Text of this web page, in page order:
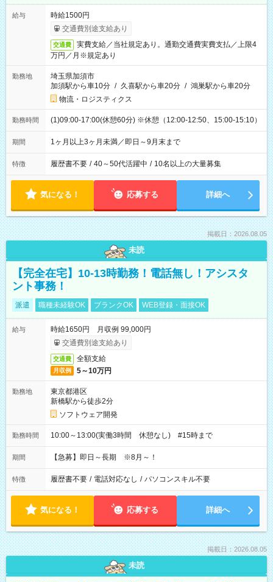
給与
時給1500円
交通費別途支給あり
交通費
実費支給／当社規定あり。通勤交通費実費支払／上限4
万円／月※規定あり
勤務地
埼玉県加須市
加須駅から車10分 / 久喜駅から車20分 / 鴻巣駅から車20分
物流・ロジスティクス
勤務時間 (1)09:00-17:00(休憩60分) ※休憩（12:00-12:50、15:00-15:10）
期間 1ヶ月以上3ヶ月未満／即日～9月末まで
特徴 履歴書不要 / 40～50代活躍中 / 10名以上の大量募集
気になる！ 応募する 詳細へ
掲載日：2026.08.05
未読
【完全在宅】10-13時勤務！電話無し！アシスタ
ント事務！
派遣 職種未経験OK ブランクOK WEB登録・面接OK
給与
時給1650円 月収例 99,000円
交通費別途支給あり
交通費 全額支給
月収例 5～10万円
勤務地
東京都港区
新橋駅から徒歩2分
ソフトウェア開発
勤務時間 10:00～13:00(実働3時間 休憩なし) #15時まで
期間 【急募】即日～長期 ※8月～！
特徴 履歴書不要 / 電話対応なし / パソコンスキル不要
気になる！ 応募する 詳細へ
掲載日：2026.08.05
未読